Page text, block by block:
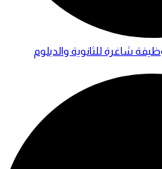
طيران “أديل” عن : 53 وظيفة شاغرة للثانوية والدبلوم